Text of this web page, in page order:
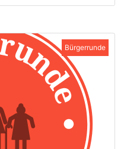
Bürgerrunde